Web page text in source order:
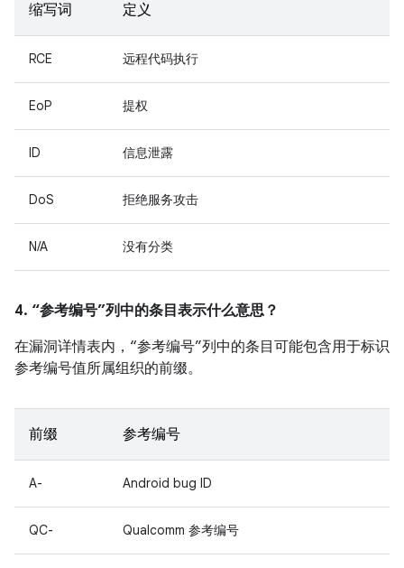
缩写词 定义
RCE 远程代码执行
EoP 提权
ID 信息泄露
DoS 拒绝服务攻击
N/A 没有分类
4. “参考编号”列中的条目表示什么意思？
在漏洞详情表内，“参考编号”列中的条目可能包含用于标识
参考编号值所属组织的前缀。
前缀 参考编号
A- Android bug ID
QC- Qualcomm 参考编号